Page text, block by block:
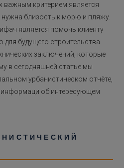
важным критерием является
близость к морю и пляжу.
является помочь клиенту
будущего строительства.
заключений, которые
в сегодняшней статье мы
урбанистическом отчёте,
об интересующем